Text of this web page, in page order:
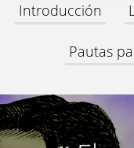
Introducción
Pautas